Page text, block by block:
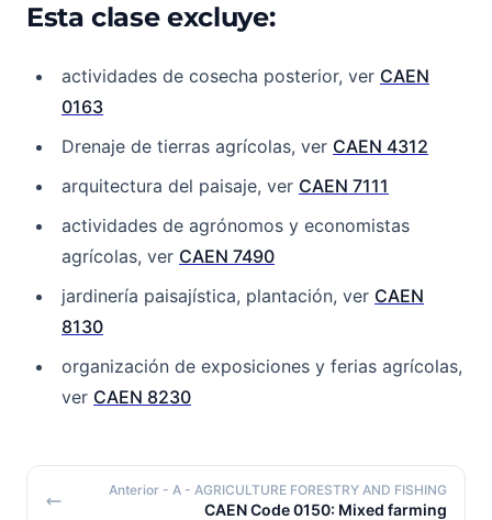
Esta clase excluye:
actividades de cosecha posterior, ver CAEN
0163
Drenaje de tierras agrícolas, ver CAEN 4312
arquitectura del paisaje, ver CAEN 7111
actividades de agrónomos y economistas
agrícolas, ver CAEN 7490
jardinería paisajística, plantación, ver CAEN
8130
organización de exposiciones y ferias agrícolas,
ver CAEN 8230
Anterior - A - AGRICULTURE FORESTRY AND FISHING
CAEN Code 0150: Mixed farming